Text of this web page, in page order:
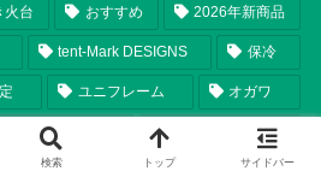
火台 おすすめ 2026年新商品
tent-Mark DESIGNS 保冷
ユニフレーム オガワ
検索 トップ サイドバー